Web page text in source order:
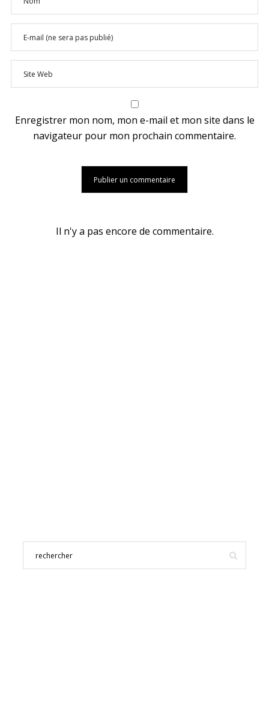
Enregistrer mon nom, mon e-mail et mon site dans le
navigateur pour mon prochain commentaire.
Il n'y a pas encore de commentaire.